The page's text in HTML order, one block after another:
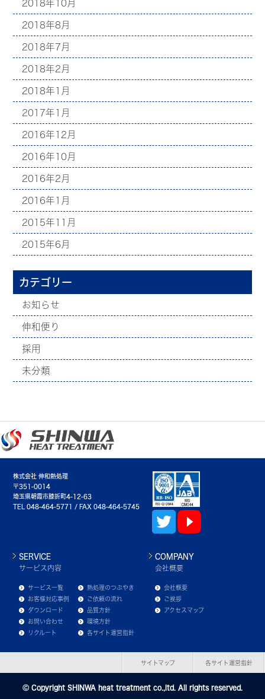
2018年10月
2018年8月
2018年7月
2018年2月
2018年1月
2017年1月
2016年12月
2016年10月
2016年2月
2016年1月
2015年11月
2015年6月
カテゴリー
お知らせ
伸和便り
採用
未分類
株式会社 伸和熱処理
〒351-0014
埼玉県朝霞市膝折町4-12-63
TEL 048-464-5771 / FAX 048-464-5745
SERVICE
サービス内容
サービス一覧
熱処理のつぶやき
お客様対応事例
ご依頼の流れ
ダウンロード
品質方針
お問い合わせ
環境方針
リクルート
各サイト運営指針
COMPANY
会社概要
会社概要
ご挨拶
アクセスマップ
サイトマップ 各サイト運営指針
Ⓒ Copyright SHINWA heat treatment co.,ltd. All rights reserved.